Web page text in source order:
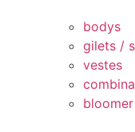
bodys
gilets /
vestes
bloomer